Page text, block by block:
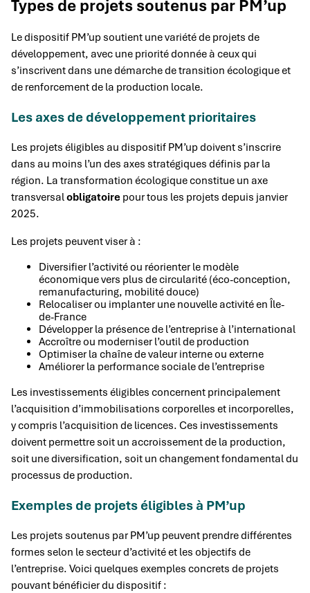
Types de projets soutenus par PM’up
Le dispositif PM’up soutient une variété de projets de
développement, avec une priorité donnée à ceux qui
s’inscrivent dans une démarche de transition écologique et
de renforcement de la production locale.
Les axes de développement prioritaires
Les projets éligibles au dispositif PM’up doivent s’inscrire
dans au moins l’un des axes stratégiques définis par la
région. La transformation écologique constitue un axe
transversalobligatoire pour tous les projets depuis janvier
2025.
Les projets peuvent viser à :
Diversifier l’activité ou réorienter le modèle
économique vers plus de circularité (éco-conception,
remanufacturing, mobilité douce)
Relocaliser ou implanter une nouvelle activité en Île-
de-France
Développer la présence de l’entreprise à l’international
Accroître ou moderniser l’outil de production
Optimiser la chaîne de valeur interne ou externe
Améliorer la performance sociale de l’entreprise
Les investissements éligibles concernent principalement
l’acquisition d’immobilisations corporelles et incorporelles,
y compris l’acquisition de licences. Ces investissements
doivent permettre soit un accroissement de la production,
soit une diversification, soit un changement fondamental du
processus de production.
Exemples de projets éligibles à PM’up
Les projets soutenus par PM’up peuvent prendre différentes
formes selon le secteur d’activité et les objectifs de
l’entreprise. Voici quelques exemples concrets de projets
pouvant bénéficier du dispositif :